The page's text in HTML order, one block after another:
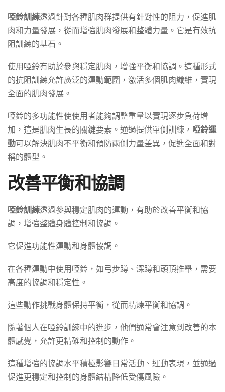
啞鈴訓練透過針對各種肌肉群提供有針對性的阻力，促進肌
肉和力量發展，從而增強肌肉發展和整體力量。它是有效抗
阻訓練的基石。
使用啞鈴有助於參與穩定肌肉，增強平衡和協調。這種形式
的抗阻訓練允許廣泛的運動範圍，激活多個肌肉纖維，實現
全面的肌肉發展。
啞鈴的多功能性使使用者能夠調整重量以實現逐步負荷增
加，這是肌肉生長的關鍵要素。通過提供單側訓練， 啞鈴運
動可以解決肌肉不平衡和預防兩側力量差異，促進全面和對
稱的體型。
改善平衡和協調
啞鈴訓練透過參與穩定肌肉的運動，有助於改善平衡和協
調，增強整體身體控制和協調。
它促進功能性運動和身體協調。
在各種運動中使用啞鈴，如弓步蹲、深蹲和頭頂推舉，需要
高度的協調和穩定性。
這些動作挑戰身體保持平衡，從而精煉平衡和協調。
隨著個人在啞鈴訓練中的進步，他們通常會注意到改善的本
體感覺，允許更精確和控制的動作。
這種增強的協調水平積極影響日常活動、運動表現，並通過
促進更穩定和控制的身體結構降低受傷風險。